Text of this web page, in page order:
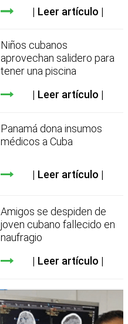
Leer artículo
Niños cubanos
aprovechan salidero para
tener una piscina
Leer artículo
Panamá dona insumos
médicos a Cuba
Leer artículo
Amigos se despiden de
joven cubano fallecido en
naufragio
Leer artículo